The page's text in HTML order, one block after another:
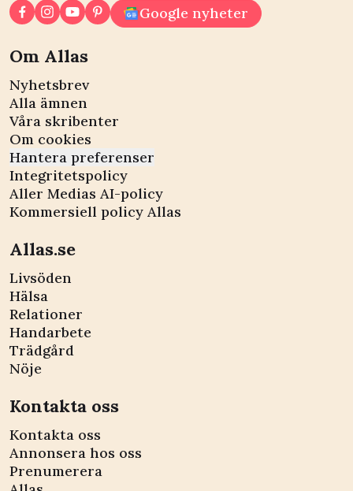
Google nyheter
Om Allas
Nyhetsbrev
Alla ämnen
Våra skribenter
Om cookies
Hantera preferenser
Integritetspolicy
Aller Medias AI-policy
Kommersiell policy Allas
Allas.se
Livsöden
Hälsa
Relationer
Handarbete
Trädgård
Nöje
Kontakta oss
Kontakta oss
Annonsera hos oss
Prenumerera